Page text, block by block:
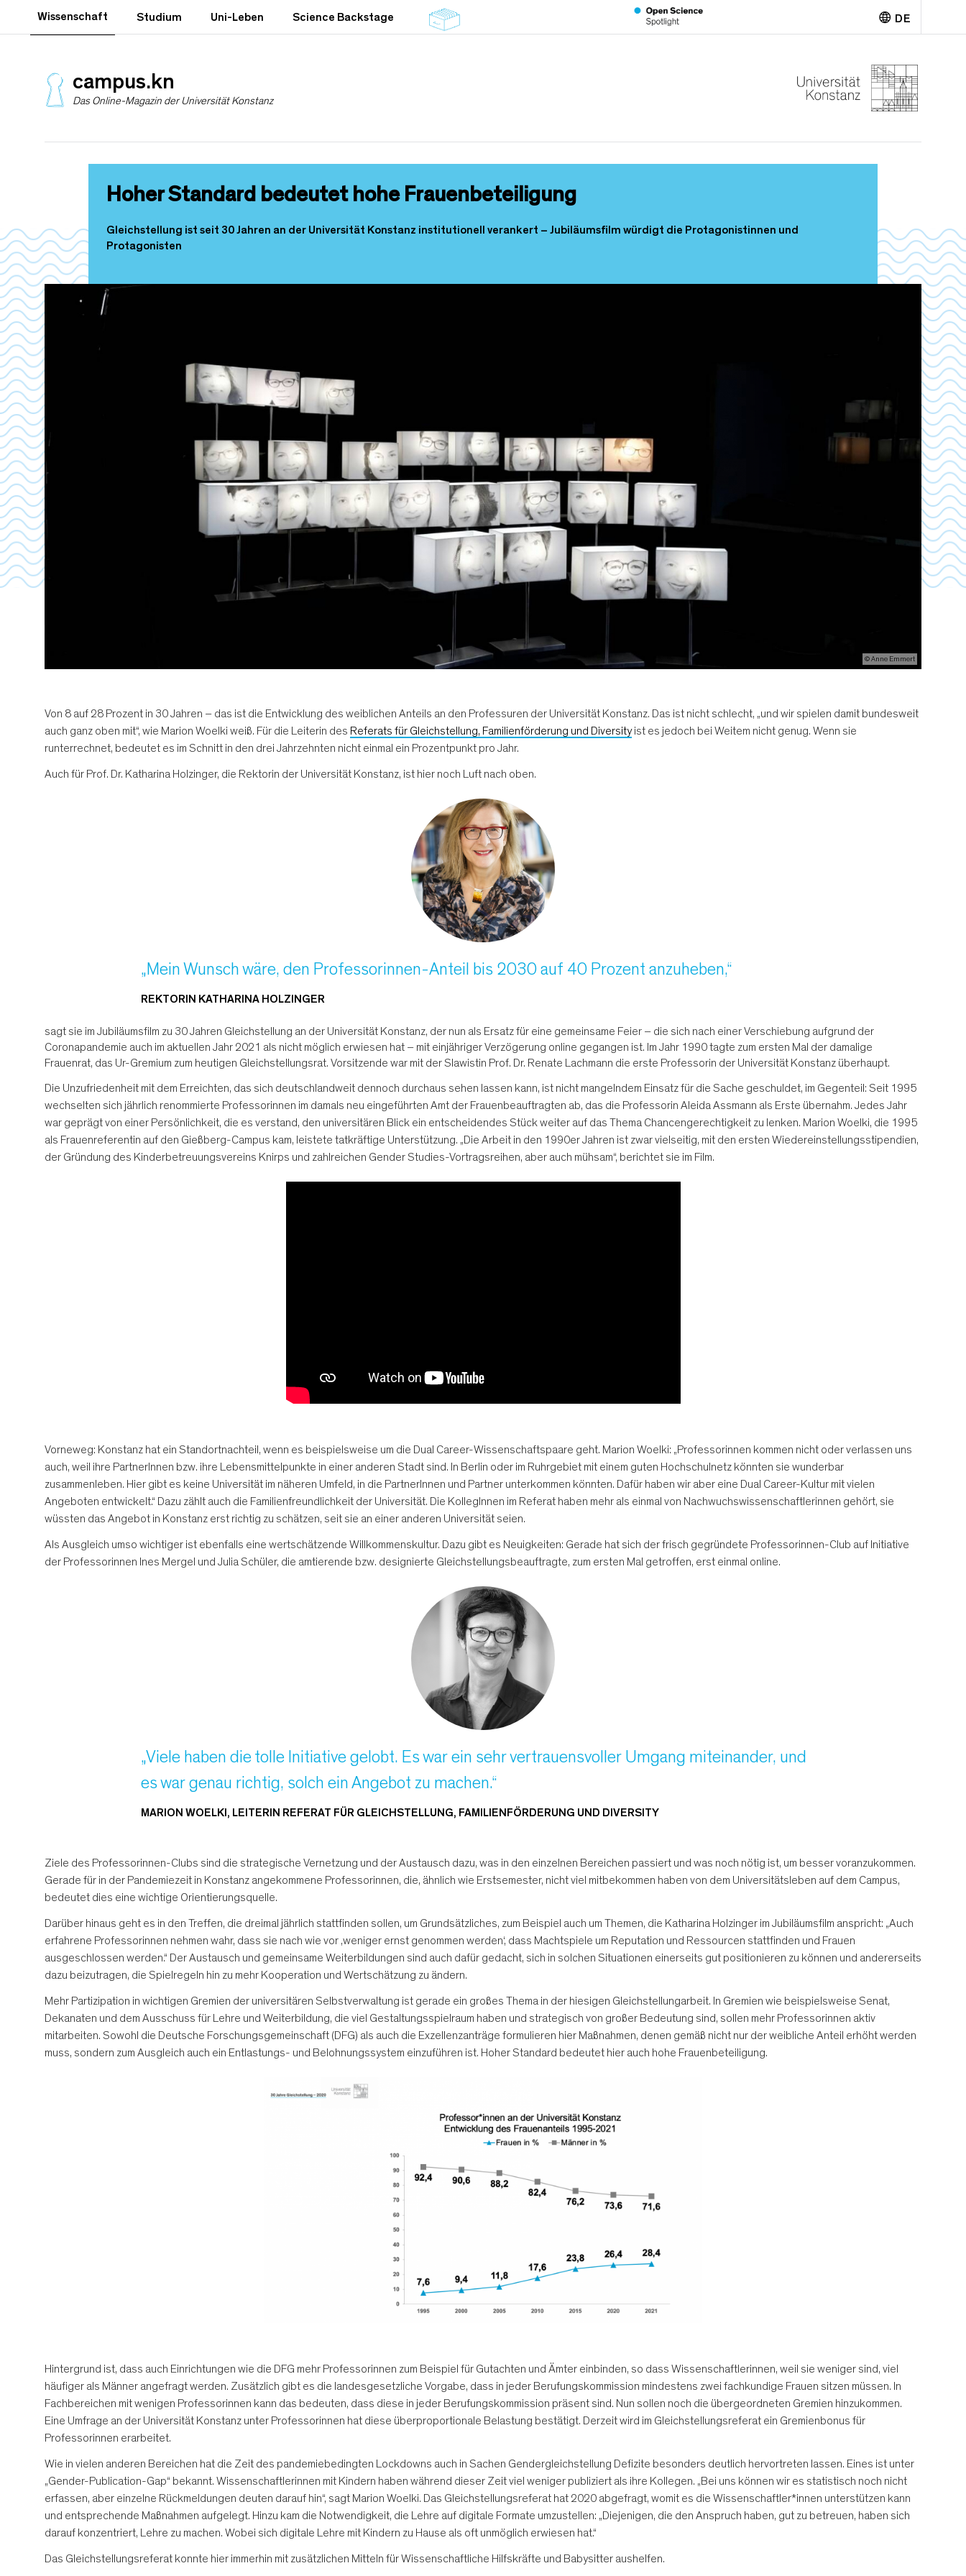
Wissenschaft Studium Uni-Leben Science Backstage DE
campus.kn
Das Online-Magazin der Universität Konstanz
Hoher Standard bedeutet hohe Frauenbeteiligung
Gleichstellung ist seit 30 Jahren an der Universität Konstanz institutionell verankert – Jubiläumsfilm würdigt die Protagonistinnen und
Protagonisten
© Anne Emmert
Von 8 auf 28 Prozent in 30 Jahren – das ist die Entwicklung des weiblichen Anteils an den Professuren der Universität Konstanz. Das ist nicht schlecht, „und wir spielen damit bundesweit
auch ganz oben mit“, wie Marion Woelki weiß. Für die Leiterin des Referats für Gleichstellung, Familienförderung und Diversityist es jedoch bei Weitem nicht genug. Wenn sie
runterrechnet, bedeutet es im Schnitt in den drei Jahrzehnten nicht einmal ein Prozentpunkt pro Jahr.
Auch für Prof. Dr. Katharina Holzinger, die Rektorin der Universität Konstanz, ist hier noch Luft nach oben.
„Mein Wunsch wäre, den Professorinnen-Anteil bis 2030 auf 40 Prozent anzuheben,“
REKTORIN KATHARINA HOLZINGER
sagt sie im Jubiläumsfilm zu 30 Jahren Gleichstellung an der Universität Konstanz, der nun als Ersatz für eine gemeinsame Feier – die sich nach einer Verschiebung aufgrund der
Coronapandemie auch im aktuellen Jahr 2021 als nicht möglich erwiesen hat – mit einjähriger Verzögerung online gegangen ist. Im Jahr 1990 tagte zum ersten Mal der damalige
Frauenrat, das Ur-Gremium zum heutigen Gleichstellungsrat. Vorsitzende war mit der Slawistin Prof. Dr. Renate Lachmann die erste Professorin der Universität Konstanz überhaupt.
Die Unzufriedenheit mit dem Erreichten, das sich deutschlandweit dennoch durchaus sehen lassen kann, ist nicht mangelndem Einsatz für die Sache geschuldet, im Gegenteil: Seit 1995
wechselten sich jährlich renommierte Professorinnen im damals neu eingeführten Amt der Frauenbeauftragten ab, das die Professorin Aleida Assmann als Erste übernahm. Jedes Jahr
war geprägt von einer Persönlichkeit, die es verstand, den universitären Blick ein entscheidendes Stück weiter auf das Thema Chancengerechtigkeit zu lenken. Marion Woelki, die 1995
als Frauenreferentin auf den Gießberg-Campus kam, leistete tatkräftige Unterstützung. „Die Arbeit in den 1990er Jahren ist zwar vielseitig, mit den ersten Wiedereinstellungsstipendien,
der Gründung des Kinderbetreuungsvereins Knirps und zahlreichen Gender Studies-Vortragsreihen, aber auch mühsam“, berichtet sie im Film.
Vorneweg: Konstanz hat ein Standortnachteil, wenn es beispielsweise um die Dual Career-Wissenschaftspaare geht. Marion Woelki: „Professorinnen kommen nicht oder verlassen uns
auch, weil ihre PartnerInnen bzw. ihre Lebensmittelpunkte in einer anderen Stadt sind. In Berlin oder im Ruhrgebiet mit einem guten Hochschulnetz könnten sie wunderbar
zusammenleben. Hier gibt es keine Universität im näheren Umfeld, in die PartnerInnen und Partner unterkommen könnten. Dafür haben wir aber eine Dual Career-Kultur mit vielen
Angeboten entwickelt.“ Dazu zählt auch die Familienfreundlichkeit der Universität. Die KollegInnen im Referat haben mehr als einmal von Nachwuchswissenschaftlerinnen gehört, sie
wüssten das Angebot in Konstanz erst richtig zu schätzen, seit sie an einer anderen Universität seien.
Als Ausgleich umso wichtiger ist ebenfalls eine wertschätzende Willkommenskultur. Dazu gibt es Neuigkeiten: Gerade hat sich der frisch gegründete Professorinnen-Club auf Initiative
der Professorinnen Ines Mergel und Julia Schüler, die amtierende bzw. designierte Gleichstellungsbeauftragte, zum ersten Mal getroffen, erst einmal online.
„Viele haben die tolle Initiative gelobt. Es war ein sehr vertrauensvoller Umgang miteinander, und
es war genau richtig, solch ein Angebot zu machen.“
MARION WOELKI, LEITERIN REFERAT FÜR GLEICHSTELLUNG, FAMILIENFÖRDERUNG UND DIVERSITY
Ziele des Professorinnen-Clubs sind die strategische Vernetzung und der Austausch dazu, was in den einzelnen Bereichen passiert und was noch nötig ist, um besser voranzukommen.
Gerade für in der Pandemiezeit in Konstanz angekommene Professorinnen, die, ähnlich wie Erstsemester, nicht viel mitbekommen haben von dem Universitätsleben auf dem Campus,
bedeutet dies eine wichtige Orientierungsquelle.
Darüber hinaus geht es in den Treffen, die dreimal jährlich stattfinden sollen, um Grundsätzliches, zum Beispiel auch um Themen, die Katharina Holzinger im Jubiläumsfilm anspricht: „Auch
erfahrene Professorinnen nehmen wahr, dass sie nach wie vor ‚weniger ernst genommen werden‘, dass Machtspiele um Reputation und Ressourcen stattfinden und Frauen
ausgeschlossen werden.“ Der Austausch und gemeinsame Weiterbildungen sind auch dafür gedacht, sich in solchen Situationen einerseits gut positionieren zu können und andererseits
dazu beizutragen, die Spielregeln hin zu mehr Kooperation und Wertschätzung zu ändern.
Mehr Partizipation in wichtigen Gremien der universitären Selbstverwaltung ist gerade ein großes Thema in der hiesigen Gleichstellungarbeit. In Gremien wie beispielsweise Senat,
Dekanaten und dem Ausschuss für Lehre und Weiterbildung, die viel Gestaltungsspielraum haben und strategisch von großer Bedeutung sind, sollen mehr Professorinnen aktiv
mitarbeiten. Sowohl die Deutsche Forschungsgemeinschaft (DFG) als auch die Exzellenzanträge formulieren hier Maßnahmen, denen gemäß nicht nur der weibliche Anteil erhöht werden
muss, sondern zum Ausgleich auch ein Entlastungs- und Belohnungssystem einzuführen ist. Hoher Standard bedeutet hier auch hohe Frauenbeteiligung.
Hintergrund ist, dass auch Einrichtungen wie die DFG mehr Professorinnen zum Beispiel für Gutachten und Ämter einbinden, so dass Wissenschaftlerinnen, weil sie weniger sind, viel
häufiger als Männer angefragt werden. Zusätzlich gibt es die landesgesetzliche Vorgabe, dass in jeder Berufungskommission mindestens zwei fachkundige Frauen sitzen müssen. In
Fachbereichen mit wenigen Professorinnen kann das bedeuten, dass diese in jeder Berufungskommission präsent sind. Nun sollen noch die übergeordneten Gremien hinzukommen.
Eine Umfrage an der Universität Konstanz unter Professorinnen hat diese überproportionale Belastung bestätigt. Derzeit wird im Gleichstellungsreferat ein Gremienbonus für
Professorinnen erarbeitet.
Wie in vielen anderen Bereichen hat die Zeit des pandemiebedingten Lockdowns auch in Sachen Gendergleichstellung Defizite besonders deutlich hervortreten lassen. Eines ist unter
„Gender-Publication-Gap“ bekannt. Wissenschaftlerinnen mit Kindern haben während dieser Zeit viel weniger publiziert als ihre Kollegen. „Bei uns können wir es statistisch noch nicht
erfassen, aber einzelne Rückmeldungen deuten darauf hin“, sagt Marion Woelki. Das Gleichstellungsreferat hat 2020 abgefragt, womit es die Wissenschaftler*innen unterstützen kann
und entsprechende Maßnahmen aufgelegt. Hinzu kam die Notwendigkeit, die Lehre auf digitale Formate umzustellen: „Diejenigen, die den Anspruch haben, gut zu betreuen, haben sich
darauf konzentriert, Lehre zu machen. Wobei sich digitale Lehre mit Kindern zu Hause als oft unmöglich erwiesen hat.“
Das Gleichstellungsreferat konnte hier immerhin mit zusätzlichen Mitteln für Wissenschaftliche Hilfskräfte und Babysitter aushelfen.